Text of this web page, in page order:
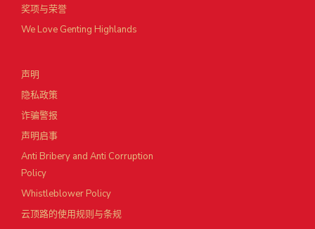
奖项与荣誉
We Love Genting Highlands
声明
隐私政策
诈骗警报
声明启事
Anti Bribery and Anti Corruption
Policy
Whistleblower Policy
云顶路的使用规则与条规